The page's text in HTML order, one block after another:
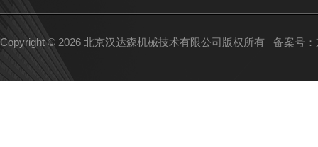
Copyright © 2026 北京汉达森机械技术有限公司版权所有 备案号：